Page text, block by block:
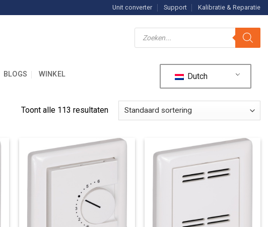
Unit converter Support Kalibratie & Reparatie
Producten
zoeken
BLOGS WINKEL Dutch
Toont alle 113 resultaten